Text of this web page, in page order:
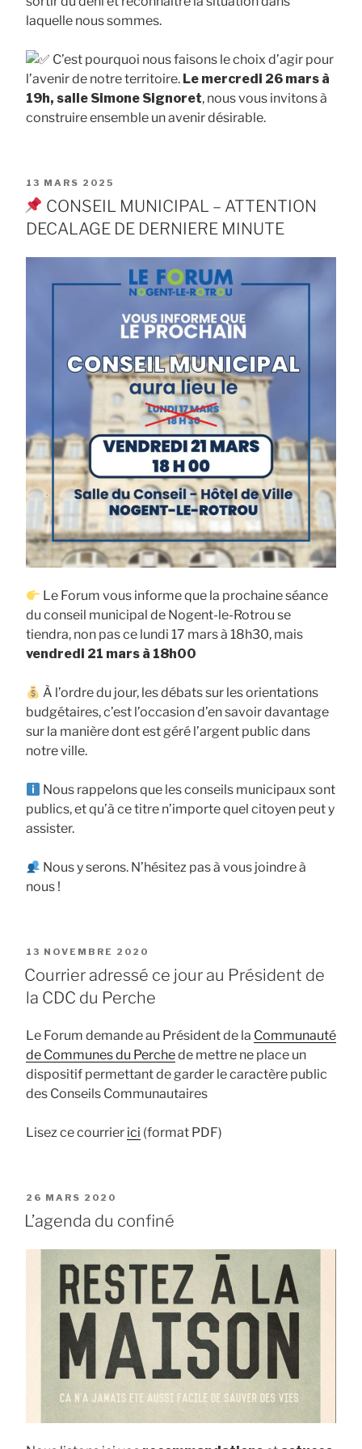
laquelle nous sommes.
C’est pourquoi nous faisons le choix d’agir pour
l’avenir de notre territoire. Le mercredi 26 mars à
19h, salle Simone Signoret, nous vous invitons à
construire ensemble un avenir désirable.
PUBLIÉ
LE
13 MARS 2025
CONSEIL MUNICIPAL – ATTENTION
DECALAGE DE DERNIERE MINUTE
Le Forum vous informe que la prochaine séance
du conseil municipal de Nogent-le-Rotrou se
tiendra, non pas ce lundi 17 mars à 18h30, mais
vendredi 21 mars à 18h00
À l’ordre du jour, les débats sur les orientations
budgétaires, c’est l’occasion d’en savoir davantage
sur la manière dont est géré l’argent public dans
notre ville.
Nous rappelons que les conseils municipaux sont
publics, et qu’à ce titre n’importe quel citoyen peut y
assister.
Nous y serons. N’hésitez pas à vous joindre à
nous !
PUBLIÉ
LE
13 NOVEMBRE 2020
Courrier adressé ce jour au Président de
la CDC du Perche
Le Forum demande au Président de la Communauté
de Communes du Perchede mettre ne place un
dispositif permettant de garder le caractère public
des Conseils Communautaires
Lisez ce courrier ici (format PDF)
PUBLIÉ
LE
26 MARS 2020
L’agenda du confiné